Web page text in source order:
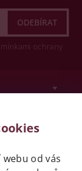
ochrany
od vás